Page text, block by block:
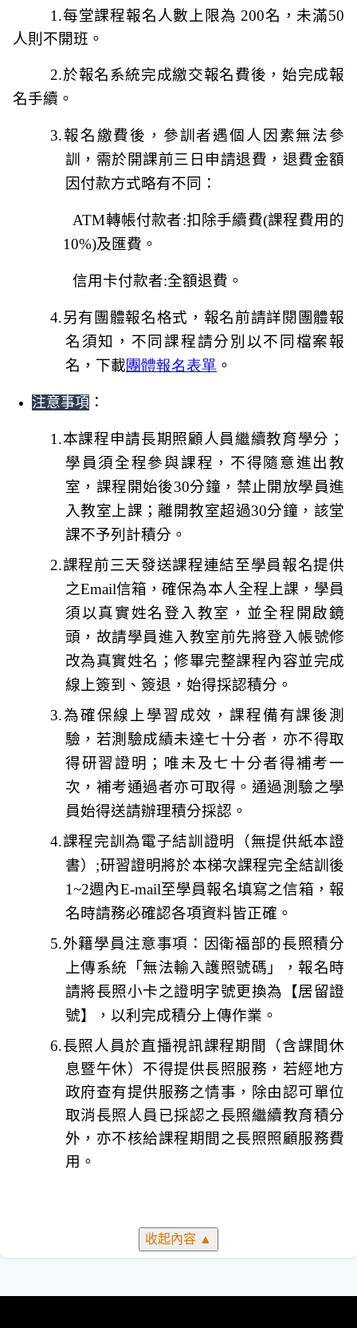
1.每堂課程報名人數上限為 200名，未滿50
人則不開班。
2.於報名系統完成繳交報名費後，始完成報
名手續。
3.報名繳費後，參訓者遇個人因素無法參
訓，需於開課前三日申請退費，退費金額
因付款方式略有不同：
ATM轉帳付款者:扣除手續費(課程費用的
10%)及匯費。
信用卡付款者:全額退費。
4.另有團體報名格式，報名前請詳閱團體報
名須知，不同課程請分別以不同檔案報
名，下載團體報名表單 。
注意事項 ：
1.本課程申請長期照顧人員繼續教育學分；
學員須全程參與課程 ，不得隨意進出教
室，課程開始後30分鐘，禁止開放學員進
入教室上課；離開教室超過30分鐘，該堂
課不予列計積分。
2.課程前三天發送課程連結至學員報名提供
之Email信箱，確保為本人全程上課， 學員
須以真實姓名登入教室，並全程開啟鏡
頭 ，故請學員進入教室前先將登入帳號修
改為真實姓名；修畢完整課程內容並完成
線上簽到 、 簽退 ，始得採認積分。
3.為確保線上學習成效，課程備有課後測
驗 ，若測驗成績未達七十分者，亦不得取
得研習證明；唯未及七十分者得補考一
次，補考通過者亦可取得。 通過測驗之學
員始得送請辦理積分採認 。
4.課程完訓為電子結訓證明（無提供紙本證
書）;研習證明將於本梯次課程完全結訓後
1~2週內E-mail至學員報名填寫之信箱， 報
名時請務必確認各項資料皆正確 。
5.外籍學員注意事項 ：因衛福部的長照積分
上傳系統「無法輸入護照號碼」，報名時
請將長照小卡之證明字號更換為【居留證
號】，以利完成積分上傳作業。
6.長照人員於直播視訊課程期間
（含課間休
息暨午休） 不得提供長照服務， 若經地方
政府查有提供服務之情事，除由認可單位
取消長照人員已採認之長照繼續教育積分
外，亦不核給課程期間之長照照顧服務費
用。
收起內容 ▲